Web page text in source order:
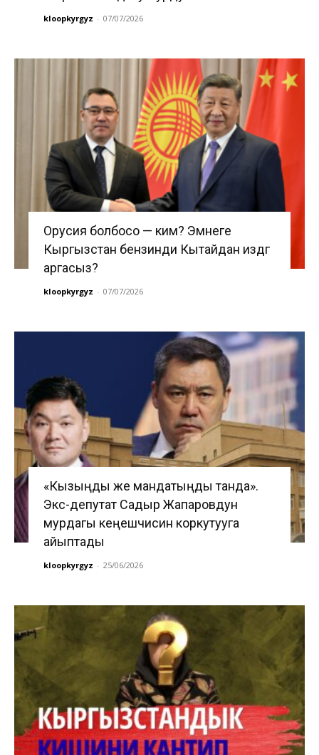
kloopkyrgyz - 07/07/2026
Орусия болбосо — ким? Эмнеге
Кыргызстан бензинди Кытайдан издөөгө
аргасыз?
kloopkyrgyz - 07/07/2026
«Кызыңды же мандатыңды танда».
Экс-депутат Садыр Жапаровдун
мурдагы кеңешчисин коркутууга
айыптады
kloopkyrgyz - 25/06/2026